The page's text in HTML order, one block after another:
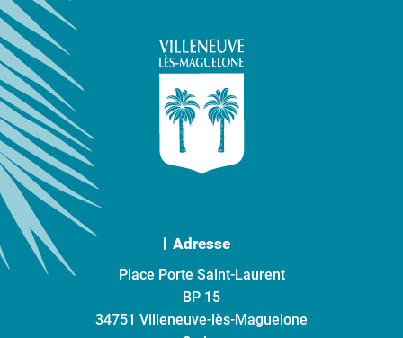
Adresse
Place Porte Saint-Laurent
BP 15
34751 Villeneuve-lès-Maguelone